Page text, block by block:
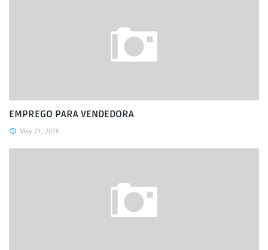
EMPREGO PARA VENDEDORA
May 21, 2026